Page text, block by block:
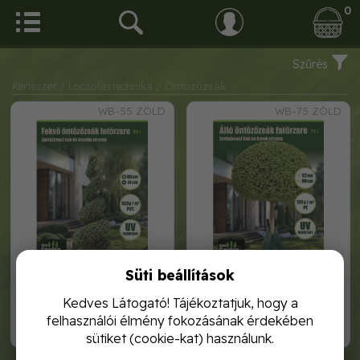
0
Szűrés
Kertészet / Locsolástechnika / Öntözőzsák
WB-55 ZÖLD
3 200,-
wb-55 zöld öntözőzsák
WB-75 ZÖLD
4 160,-
wb-75 zöld öntözőzsák
Süti beállítások
Kedves Látogató! Tájékoztatjuk, hogy a
felhasználói élmény fokozásának érdekében
sütiket (cookie-kat) használunk.